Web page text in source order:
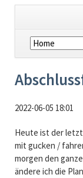
Navigation
überspringen
2022-06-05 18:01
Heute ist der
mit gucken /
morgen den
ändere ich die